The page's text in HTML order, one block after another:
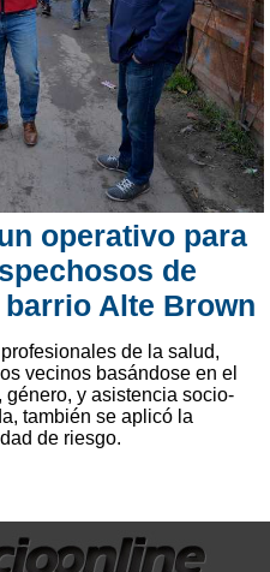
operativo para
de
Alte Brown
de la salud,
vecinos basándose en el
y asistencia socio-
también se aplicó la
de riesgo.